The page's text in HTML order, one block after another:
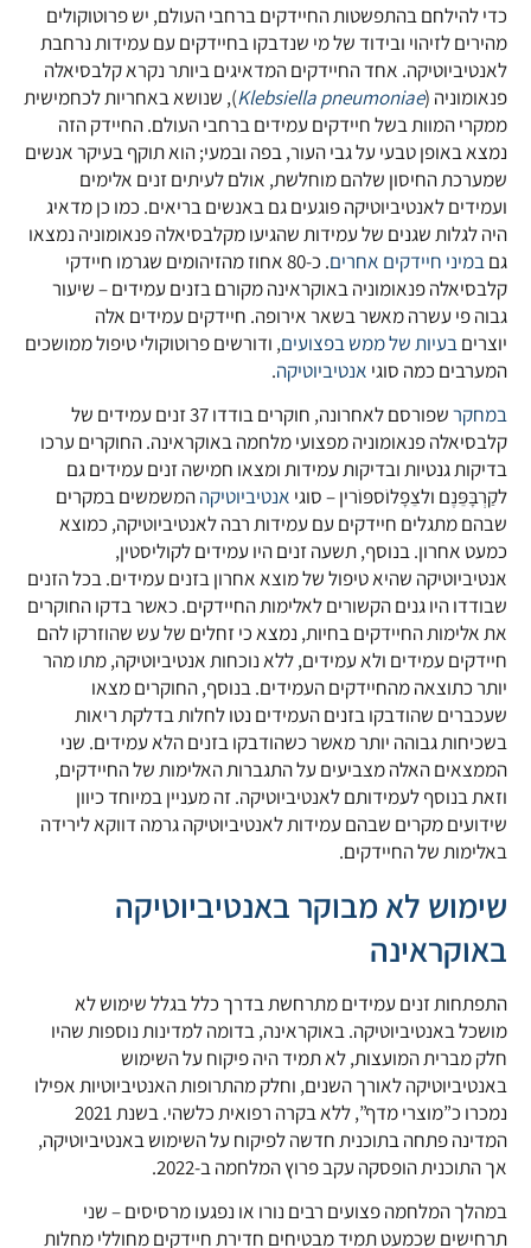
כדי להילחם בהתפשטות החיידקים ברחבי העולם, יש פרוטוקולים
מהירים לזיהוי ובידוד של מי שנדבקו בחיידקים עם עמידות נרחבת
לאנטיביוטיקה. אחד החיידקים המדאיגים ביותר נקרא קלבסיאלה
פנאומוניה (Klebsiella pneumoniae), שנושא באחריות לכחמישית
ממקרי המוות בשל חיידקים עמידים ברחבי העולם. החיידק הזה
נמצא באופן טבעי על גבי העור, בפה ובמעי; הוא תוקף בעיקר אנשים
שמערכת החיסון שלהם מוחלשת, אולם לעיתים זנים אלימים
ועמידים לאנטיביוטיקה פוגעים גם באנשים בריאים. כמו כן מדאיג
היה לגלות שגנים של עמידות שהגיעו מקלבסיאלה פנאומוניה נמצאו
גםבמיני חיידקים אחרים
. כ-80 אחוז מהזיהומים שגרמו חיידקי
קלבסיאלה פנאומוניה באוקראינה מקורם בזנים עמידים – שיעור
גבוה פי עשרה מאשר בשאר אירופה. חיידקים עמידים אלה
יוצריםבעיות של ממש בפצועים, ודורשים פרוטוקולי טיפול ממושכים
המערבים כמה סוגי אנטיביוטיקה.
במחקר
שפורסם לאחרונה, חוקרים בודדו 37 זנים עמידים של
קלבסיאלה פנאומוניה מפצועי מלחמה באוקראינה. החוקרים ערכו
בדיקות גנטיות ובדיקות עמידות ומצאו חמישה זנים עמידים גם
לקַרְבָּפֵּנֶם ולצֵפָלוֹספּוֹרין – סוגי אנטיביוטיקההמשמשים במקרים
שבהם מתגלים חיידקים עם עמידות רבה לאנטיביוטיקה, כמוצא
כמעט אחרון. בנוסף, תשעה זנים היו עמידים לקוליסטין,
אנטיביוטיקה שהיא טיפול של מוצא אחרון בזנים עמידים. בכל הזנים
שבודדו היו גנים הקשורים לאלימות החיידקים. כאשר בדקו החוקרים
את אלימות החיידקים בחיות, נמצא כי זחלים של עש שהוזרקו להם
חיידקים עמידים ולא עמידים, ללא נוכחות אנטיביוטיקה, מתו מהר
יותר כתוצאה מהחיידקים העמידים. בנוסף, החוקרים מצאו
שעכברים שהודבקו בזנים העמידים נטו לחלות בדלקת ריאות
בשכיחות גבוהה יותר מאשר כשהודבקו בזנים הלא עמידים. שני
הממצאים האלה מצביעים על התגברות האלימות של החיידקים,
וזאת בנוסף לעמידותם לאנטיביוטיקה. זה מעניין במיוחד כיוון
שידועים מקרים שבהם עמידות לאנטיביוטיקה גרמה דווקא לירידה
באלימות של החיידקים.
שימוש לא מבוקר באנטיביוטיקה
באוקראינה
התפתחות זנים עמידים מתרחשת בדרך כלל בגלל שימוש לא
מושכל באנטיביוטיקה. באוקראינה, בדומה למדינות נוספות שהיו
חלק מברית המועצות, לא תמיד היה פיקוח על השימוש
באנטיביוטיקה לאורך השנים, וחלק מהתרופות האנטיביוטיות אפילו
נמכרו כ”מוצרי מדף”, ללא בקרה רפואית כלשהי. בשנת 2021
המדינה פתחה בתוכנית חדשה לפיקוח על השימוש באנטיביוטיקה,
אך התוכנית הופסקה עקב פרוץ המלחמה ב-2022.
במהלך המלחמה פצועים רבים נורו או נפגעו מרסיסים – שני
תרחישים שכמעט תמיד מבטיחים חדירת חיידקים מחוללי מחלות